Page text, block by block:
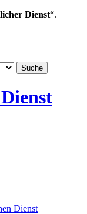
Dienst“.
Dienst